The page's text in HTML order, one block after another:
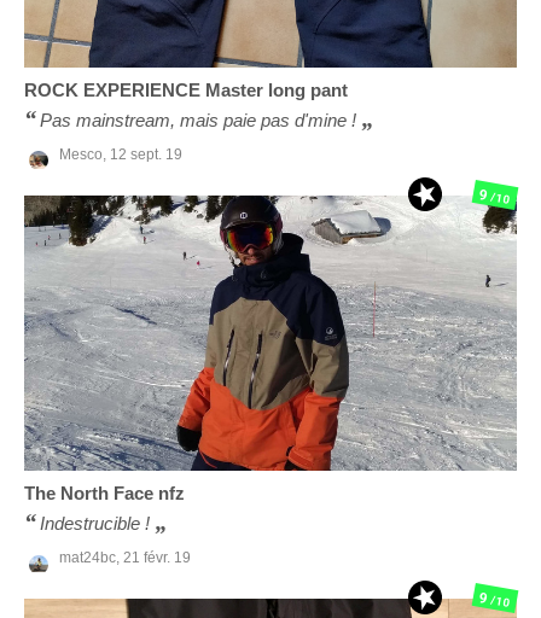
ROCK EXPERIENCE Master long pant
Pas mainstream, mais paie pas d'mine !
Mesco, 12 sept. 19
The North Face nfz
Indestrucible !
mat24bc, 21 févr. 19
9/10
9/10